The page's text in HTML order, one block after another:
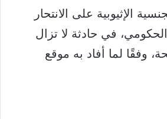
الإثيوبية على الانتحار
في حادثة لا تزال
وفقًا لما أفاد به موقع